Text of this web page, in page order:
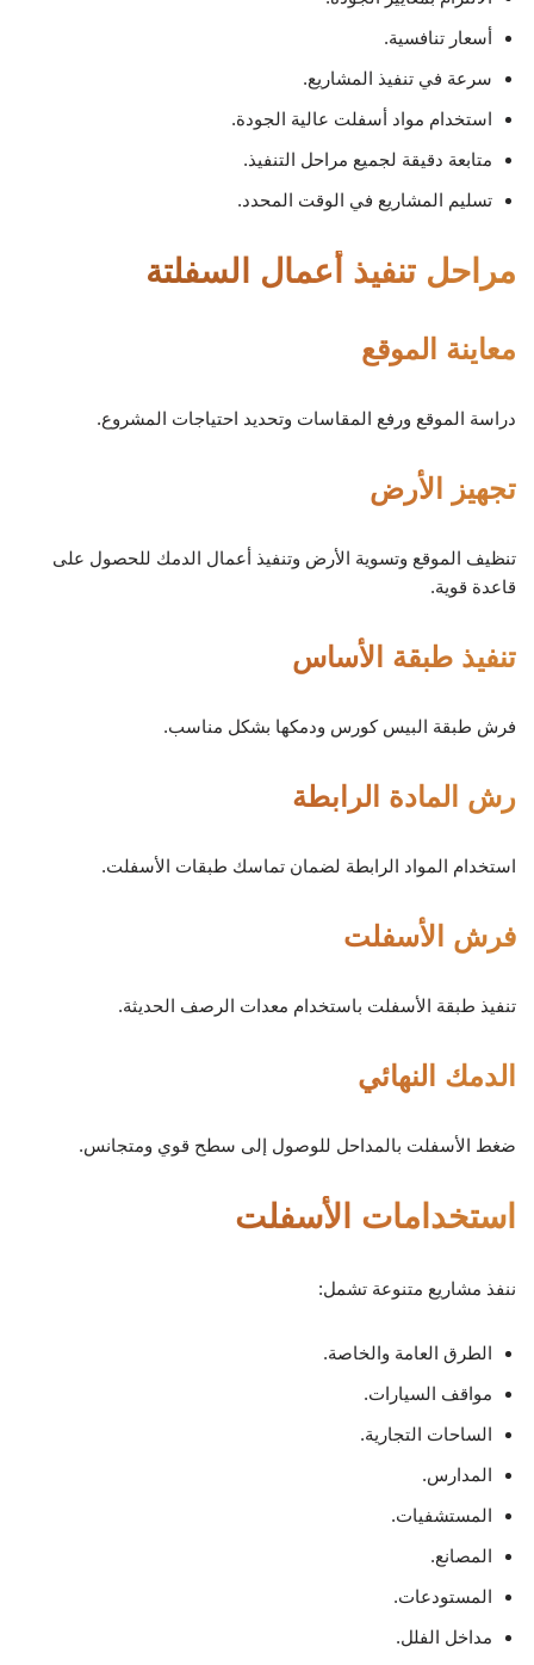
أسعار تنافسية.
سرعة في تنفيذ المشاريع.
استخدام مواد أسفلت عالية الجودة.
متابعة دقيقة لجميع مراحل التنفيذ.
تسليم المشاريع في الوقت المحدد.
مراحل تنفيذ أعمال السفلتة
معاينة الموقع
دراسة الموقع ورفع المقاسات وتحديد احتياجات المشروع.
تجهيز الأرض
تنظيف الموقع وتسوية الأرض وتنفيذ أعمال الدمك للحصول على
قاعدة قوية.
تنفيذ طبقة الأساس
فرش طبقة البيس كورس ودمكها بشكل مناسب.
رش المادة الرابطة
استخدام المواد الرابطة لضمان تماسك طبقات الأسفلت.
فرش الأسفلت
تنفيذ طبقة الأسفلت باستخدام معدات الرصف الحديثة.
الدمك النهائي
ضغط الأسفلت بالمداحل للوصول إلى سطح قوي ومتجانس.
استخدامات الأسفلت
ننفذ مشاريع متنوعة تشمل:
الطرق العامة والخاصة.
مواقف السيارات.
الساحات التجارية.
المدارس.
المستشفيات.
المصانع.
المستودعات.
مداخل الفلل.